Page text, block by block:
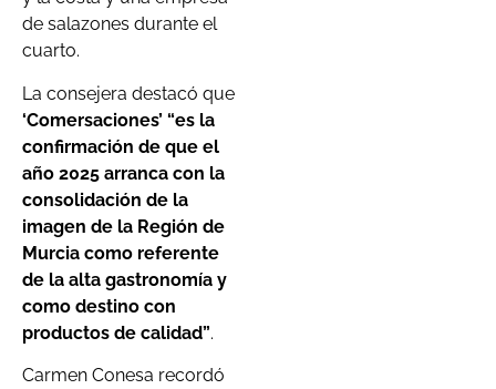
de salazones durante el
cuarto.
La consejera destacó que
‘Comersaciones’ “es la
confirmación de que el
año 2025 arranca con la
consolidación de la
imagen de la Región de
Murcia como referente
de la alta gastronomía y
como destino con
productos de calidad”.
Carmen Conesa recordó